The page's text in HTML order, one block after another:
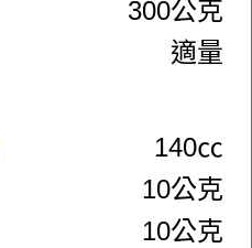
300公克
適量
140㏄
10公克
10公克